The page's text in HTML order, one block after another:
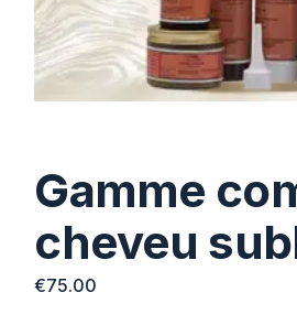
Gamme
cheveu
€75.00